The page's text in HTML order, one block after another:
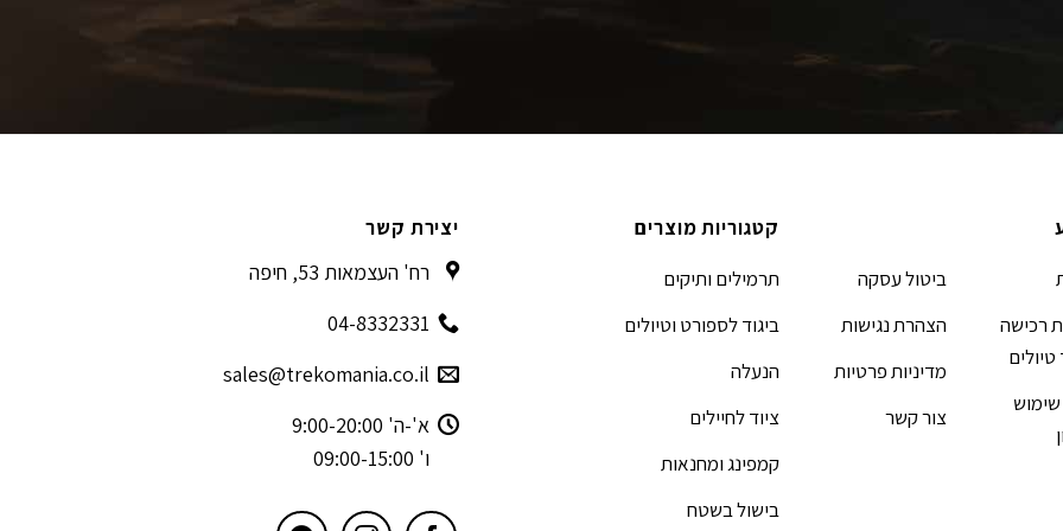
רכישה
טיולים
ביטול עסקה
הצהרת נגישות
מדיניות פרטיות
צור קשר
קטגוריות מוצרים
תרמילים ותיקים
ביגוד לספורט וטיולים
הנעלה
ציוד לחיילים
קמפינג ומחנאות
בישול בשטח
יצירת קשר
רח' העצמאות 53, חיפה
04-8332331
sales@trekomania.co.il
א'-ה' 9:00-20:00
ו' 09:00-15:00